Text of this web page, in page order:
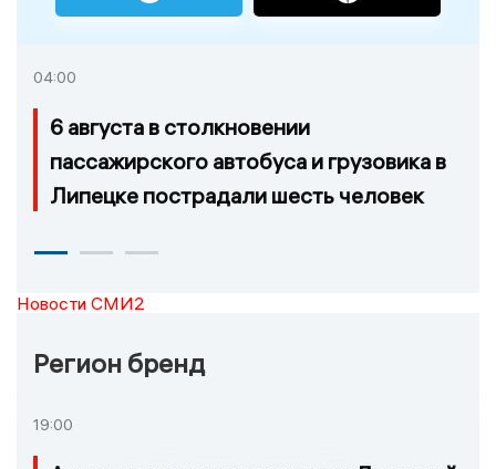
04:00
6 августа в столкновении
пассажирского автобуса и грузовика в
Липецке пострадали шесть человек
Новости СМИ2
Регион бренд
19:00